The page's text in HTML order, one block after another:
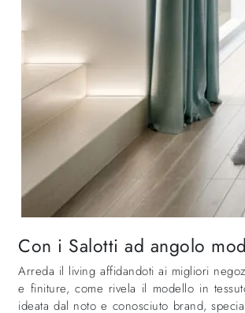
Con i Salotti ad angolo
Arreda il living affidandoti ai migliori
e finiture, come rivela il modello in
ideata dal noto e conosciuto brand,